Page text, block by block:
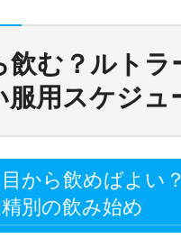
飲む？ルトラ
服用スケジュ
から飲めばよい
別の飲み始め